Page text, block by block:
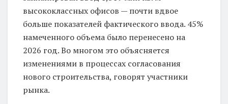
высококлассных офисов — почти вдвое
больше показателей фактического ввода. 45%
намеченного объема было перенесено на
2026 год. Во многом это объясняется
изменениями в процессах согласования
нового строительства, говорят участники
рынка.